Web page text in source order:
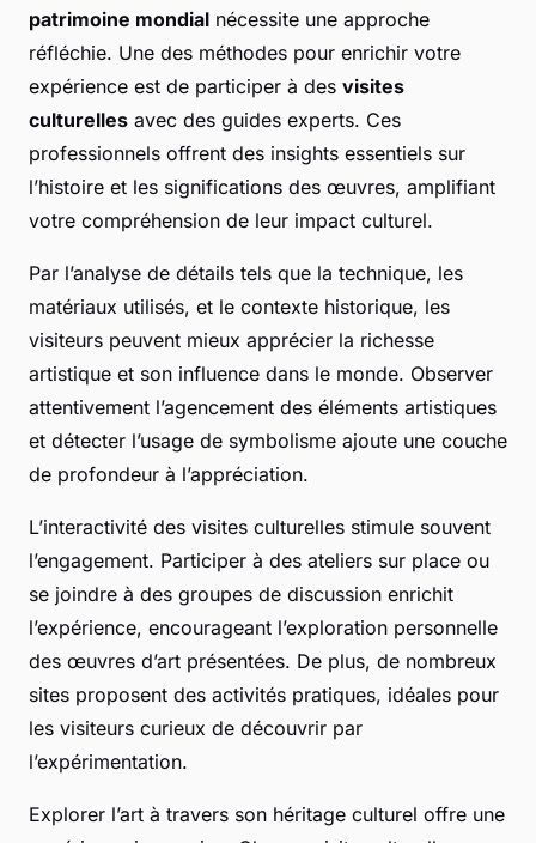
patrimoine mondial nécessite une approche
réfléchie. Une des méthodes pour enrichir votre
expérience est de participer à des visites
culturelles avec des guides experts. Ces
professionnels offrent des insights essentiels sur
l’histoire et les significations des œuvres, amplifiant
votre compréhension de leur impact culturel.
Par l’analyse de détails tels que la technique, les
matériaux utilisés, et le contexte historique, les
visiteurs peuvent mieux apprécier la richesse
artistique et son influence dans le monde. Observer
attentivement l’agencement des éléments artistiques
et détecter l’usage de symbolisme ajoute une couche
de profondeur à l’appréciation.
L’interactivité des visites culturelles stimule souvent
l’engagement. Participer à des ateliers sur place ou
se joindre à des groupes de discussion enrichit
l’expérience, encourageant l’exploration personnelle
des œuvres d’art présentées. De plus, de nombreux
sites proposent des activités pratiques, idéales pour
les visiteurs curieux de découvrir par
l’expérimentation.
Explorer l’art à travers son héritage culturel offre une